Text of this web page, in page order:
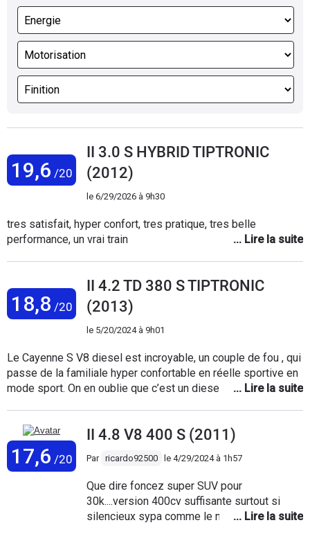
19,6 /20
II 3.0 S HYBRID TIPTRONIC
(2012)
le 6/29/2026 à 9h30
tres satisfait, hyper confort, tres pratique, tres belle
performance, un vrai train
18,8 /20
II 4.2 TD 380 S TIPTRONIC
(2013)
le 5/20/2024 à 9h01
Le Cayenne S V8 diesel est incroyable, un couple de fou , qui
passe de la familiale hyper confortable en réelle sportive en
mode sport. On en oublie que c’est un diesel par sa
aucun autre Cayenne ne vous fournit autant de plaisir avec
une aussi « petite » consommation, par contre bien choisir
son modèle car les options font la différence pour
l’utilisation et le look ! Que prendre après ça ? Le même , et
c’est aussi le piège car difficile de trouver un remplaçant
aussi plaisant dans la gamme récente ( plus de v8 avec 850
17,6 /20
II 4.8 V8 400 S (2011)
Par ricardo92500 le 4/29/2024 à 1h57
Que dire foncez super SUV pour
30k....version 400cv suffisante surtout si
silencieux sypa comme le mien avec pack